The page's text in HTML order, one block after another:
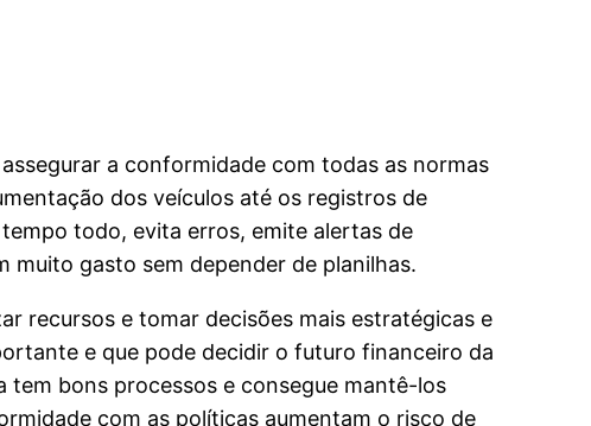
a conformidade com todas as normas
dos veículos até os registros de
todo, evita erros, emite alertas de
gasto sem depender de planilhas.
recursos e tomar decisões mais estratégicas e
e que pode decidir o futuro financeiro da
tem bons processos e consegue mantê-los
com as políticas aumentam o risco de